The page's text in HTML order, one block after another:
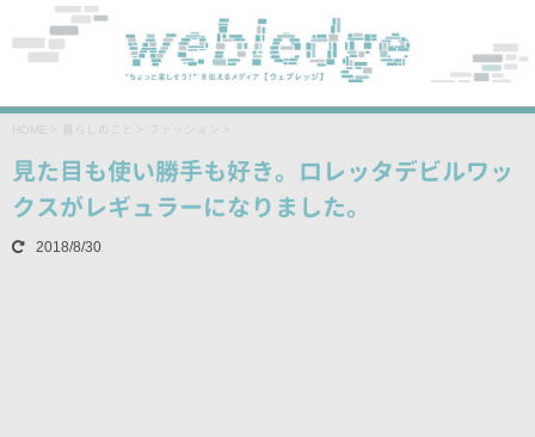
HOME ファッション
見た目も使い勝手も好き。ロレッタデビルワッ
クスがレギュラーになりました。
2018/8/30